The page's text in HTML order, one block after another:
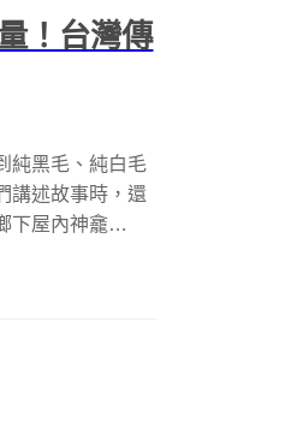
！台灣傳
純黑毛、純白毛
講述故事時，還
下屋內神龕